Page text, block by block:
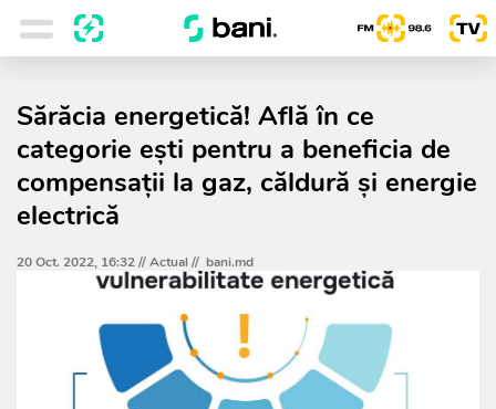
Sărăcia energetică! Află în ce
categorie ești pentru a beneficia de
compensații la gaz, căldură și energie
electrică
20 Oct. 2022, 16:32 //Actual// bani.md